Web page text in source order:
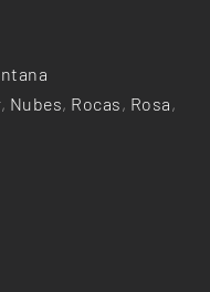
, Nubes, Rocas, Rosa,